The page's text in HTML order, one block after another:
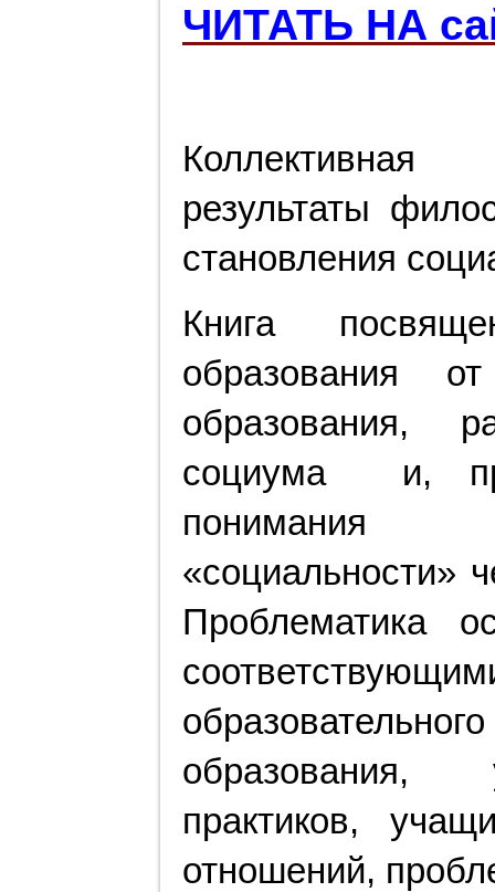
ЧИТАТЬ НА
результаты
становления
Книга
образования
образования,
социума и,
понимания
«социальности»
Проблематика
образования,
практиков,
отношений,